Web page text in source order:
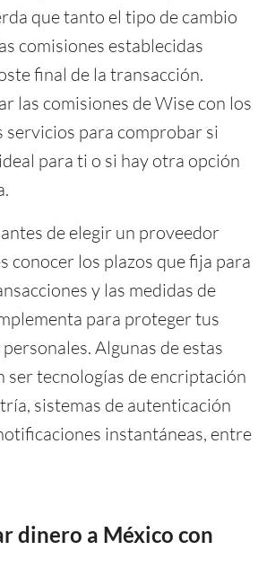
que tanto el tipo de cambio
comisiones establecidas
final de la transacción.
las comisiones de Wise con los
servicios para comprobar si
para ti o si hay otra opción
de elegir un proveedor
conocer los plazos que fija para
y las medidas de
para proteger tus
Algunas de estas
ser tecnologías de encriptación
sistemas de autenticación
instantáneas, entre
dinero a México con